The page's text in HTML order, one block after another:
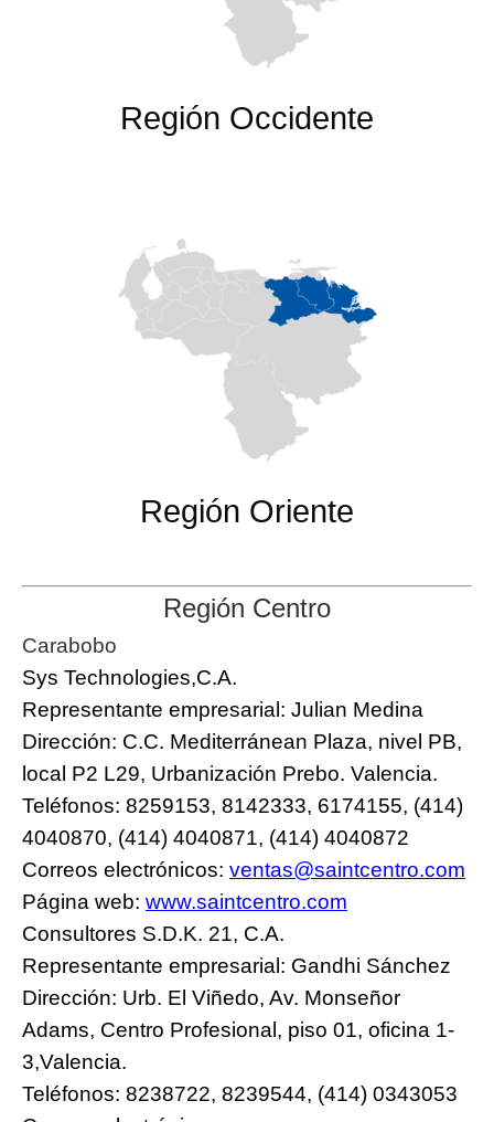
Región Occidente
Región Oriente
Región Centro
Carabobo
Sys Technologies,C.A.
Representante empresarial: Julian Medina
Dirección: C.C. Mediterránean Plaza, nivel PB,
local P2 L29, Urbanización Prebo. Valencia.
Teléfonos: 8259153, 8142333, 6174155, (414)
4040870, (414) 4040871, (414) 4040872
Correos electrónicos: ventas@saintcentro.com
Página web: www.saintcentro.com
Consultores S.D.K. 21, C.A.
Representante empresarial: Gandhi Sánchez
Dirección: Urb. El Viñedo, Av. Monseñor
Adams, Centro Profesional, piso 01, oficina 1-
3,Valencia.
Teléfonos: 8238722, 8239544, (414) 0343053